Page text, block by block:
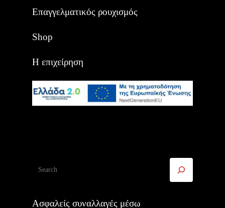
Επαγγελματικός ρουχισμός
Shop
Η επιχείρηση
Ασφαλείς συναλλαγές μέσω